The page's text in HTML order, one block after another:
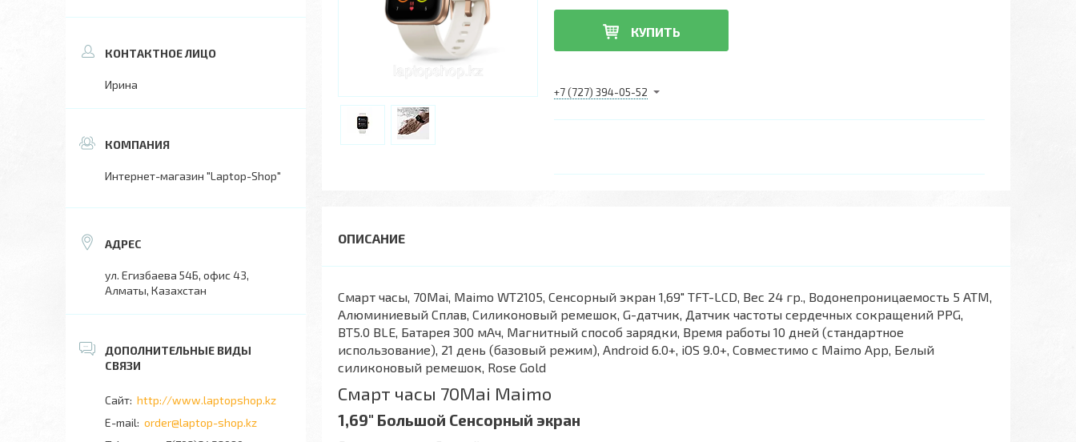
КУПИТЬ
+7 (727) 394-05-52
Смарт часы, 70Mai, Maimo WT2105, Сенсорный экран 1,69" TFT-LCD, Вес 24 гр., Водонепроницаемость 5 АТМ,
Алюминиевый Сплав, Силиконовый ремешок, G-датчик, Датчик частоты сердечных сокращений PPG,
BT5.0 BLE, Батарея 300 мАч, Магнитный способ зарядки, Время работы 10 дней (стандартное
использование), 21 день (базовый режим), Android 6.0+, iOS 9.0+, Совместимо с Maimo App, Белый
силиконовый ремешок, Rose Gold
Смарт часы 70Mai Maimo
1,69" Большой Сенсорный экран
Ирина
Интернет-магазин "Laptop-Shop"
ул. Егизбаева 54Б, офис 43,
Алматы, Казахстан
http://www.laptopshop.kz
order@laptop-shop.kz